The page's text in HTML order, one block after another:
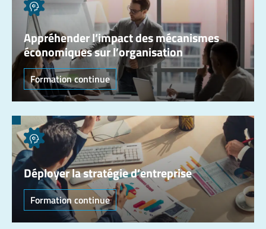
Appréhender l’impact des mécanismes
économiques sur l’organisation
Formation continue
Déployer la stratégie d’entreprise
Formation continue